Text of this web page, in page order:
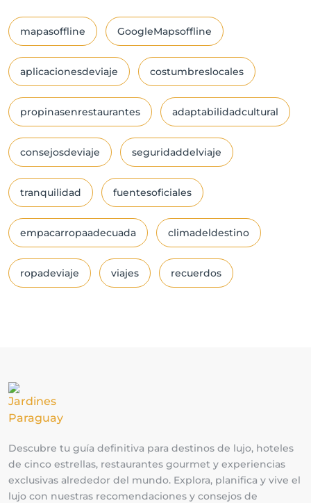
mapasoffline GoogleMapsoffline
aplicacionesdeviaje costumbreslocales
propinasenrestaurantes adaptabilidadcultural
consejosdeviaje seguridaddelviaje
tranquilidad fuentesoficiales
empacarropaadecuada climadeldestino
ropadeviaje viajes recuerdos
Descubre tu guía definitiva para destinos de lujo, hoteles
de cinco estrellas, restaurantes gourmet y experiencias
exclusivas alrededor del mundo. Explora, planifica y vive el
lujo con nuestras recomendaciones y consejos de